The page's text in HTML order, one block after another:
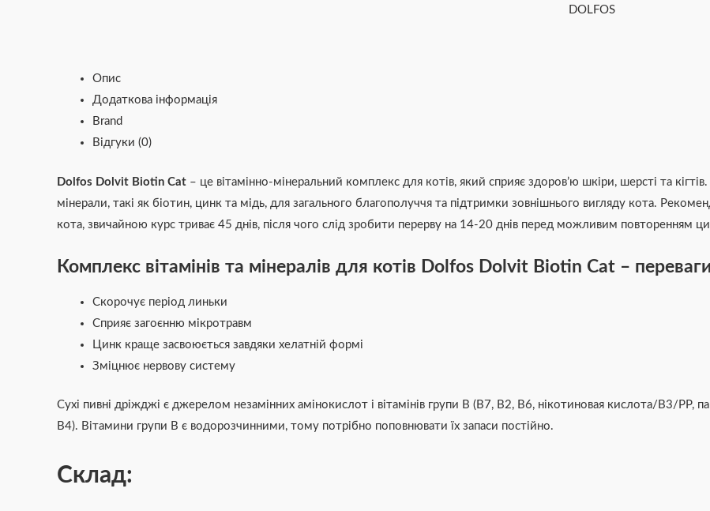
DOLFOS
Опис
Додаткова інформація
Brand
Відгуки (0)
Dolfos Dolvit Biotin Cat – це вітамінно-мінеральний комплекс для котів, який сприяє здоров’ю шкіри, шерсті та
мінерали, такі як біотин, цинк та мідь, для загального благополуччя та підтримки зовнішнього вигляду кота.
кота, звичайною курс триває 45 днів, після чого слід зробити перерву на 14-20 днів перед можливим повторенням
Комплекс вітамінів та мінералів для котів Dolfos Dolvit Biotin Cat –
Скорочує період линьки
Сприяє загоєнню мікротравм
Цинк краще засвоюється завдяки хелатній формі
Зміцнює нервову систему
Сухі пивні дріжджі є джерелом незамінних амінокислот і вітамінів групи В (В7, В2, В6, нікотиновая кислота/В3/РР,
В4). Вітамини групи В є водорозчинними, тому потрібно поповнювати їх запаси постійно.
Склад: